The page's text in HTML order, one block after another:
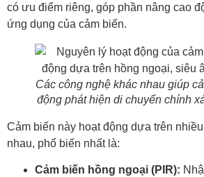
có ưu điểm riêng, góp phần nâng cao
ứng dụng của cảm biến.
Các công nghệ khác nhau giúp
động phát hiện di chuyển chính
Cảm biến này hoạt động dựa trên
nhau, phổ biến nhất là:
Cảm biến hồng ngoại (PIR):